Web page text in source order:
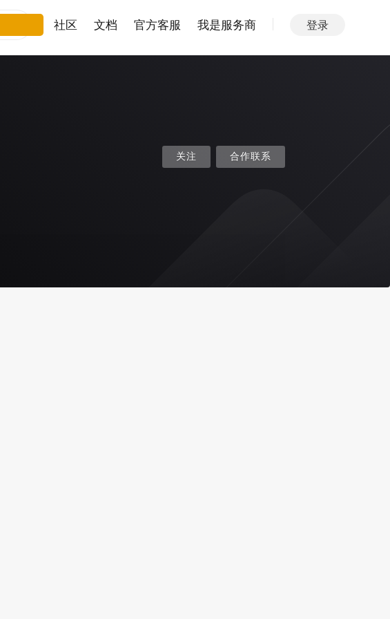
社区 文档 官方客服 我是服务商 登录
关注 合作联系